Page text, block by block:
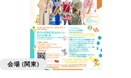
会場 (関東)